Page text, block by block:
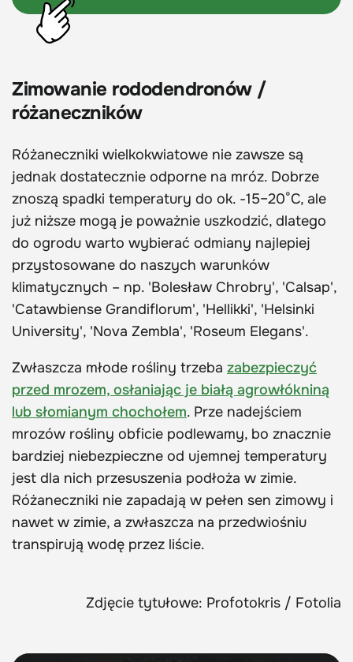
Zimowanie rododendronów /
różaneczników
Różaneczniki wielkokwiatowe nie zawsze są
jednak dostatecznie odporne na mróz. Dobrze
znoszą spadki temperatury do ok. -15–20°C, ale
już niższe mogą je poważnie uszkodzić, dlatego
do ogrodu warto wybierać odmiany najlepiej
przystosowane do naszych warunków
klimatycznych – np. 'Bolesław Chrobry', 'Calsap',
'Catawbiense Grandiflorum', 'Hellikki', 'Helsinki
University', 'Nova Zembla', 'Roseum Elegans'.
Zwłaszcza młode rośliny trzeba zabezpieczyć
przed mrozem, osłaniając je białą agrowłókniną
lub słomianym chochołem. Prze nadejściem
mrozów rośliny obficie podlewamy, bo znacznie
bardziej niebezpieczne od ujemnej temperatury
jest dla nich przesuszenia podłoża w zimie.
Różaneczniki nie zapadają w pełen sen zimowy i
nawet w zimie, a zwłaszcza na przedwiośniu
transpirują wodę przez liście.
Zdjęcie tytułowe: Profotokris / Fotolia